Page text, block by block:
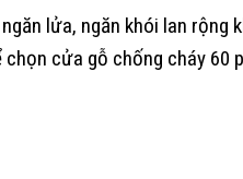
lửa, ngăn khói lan rộng
cửa gỗ chống cháy 60